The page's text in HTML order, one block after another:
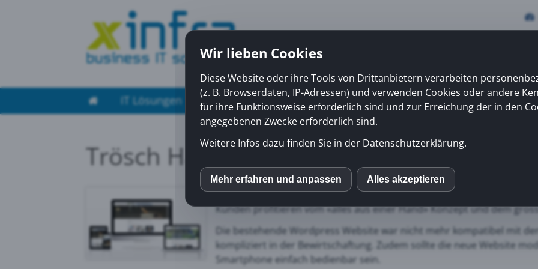
IT Lösungen Managed Services Erfolge News Kiosk Über uns
Trösch Hauswartungen
Die Firma Trösch Hauswartungen GmbH hat sich auf Hauswartungen,
spezialisiert. Rund 15 Mitarbeiter kümmern sich seit über 10 Jahren
Kunden profitieren vom «alles aus einer Hand» Konzept und dem
Die bestehende Wordpress Website war nicht mehr kompatibel mit
kompliziert in der Bewirtschaftung. Zudem sollte die neue Website
Smartphone einfach bedienbar sein.
Wir lieben Cookies
Diese Website oder ihre Tools von Drittanbietern verarbeiten
(z. B. Browserdaten, IP-Adressen) und verwenden Cookies oder andere
für ihre Funktionsweise erforderlich sind und zur Erreichung der in den
angegebenen Zwecke erforderlich sind.
Weitere Infos dazu finden Sie in der Datenschutzerklärung.
inCMS
Matomo (Piwik)
Youtube
Mehr erfahren und anpassen Alles akzeptieren